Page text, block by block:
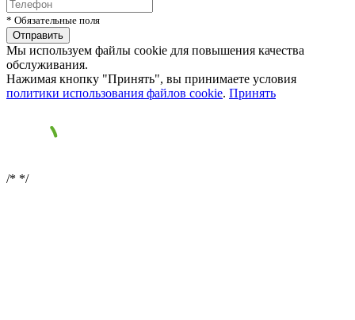
* Обязательные поля
Мы используем файлы cookie для повышения качества
обслуживания.
Нажимая кнопку "Принять", вы принимаете условия
политики использования файлов cookie. Принять
/* */